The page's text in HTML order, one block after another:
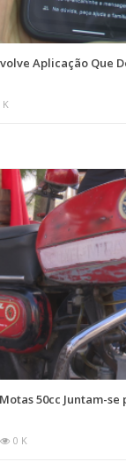
Aplicação Que
K
50cc Juntam-
0 K